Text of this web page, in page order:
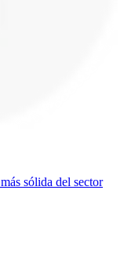
sólida del sector